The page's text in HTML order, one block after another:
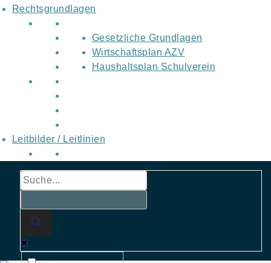
Rechtsgrundlagen
Gesetzliche Grundlagen
Wirtschaftsplan AZV
Haushaltsplan Schulverein
Leitbilder / Leitlinien